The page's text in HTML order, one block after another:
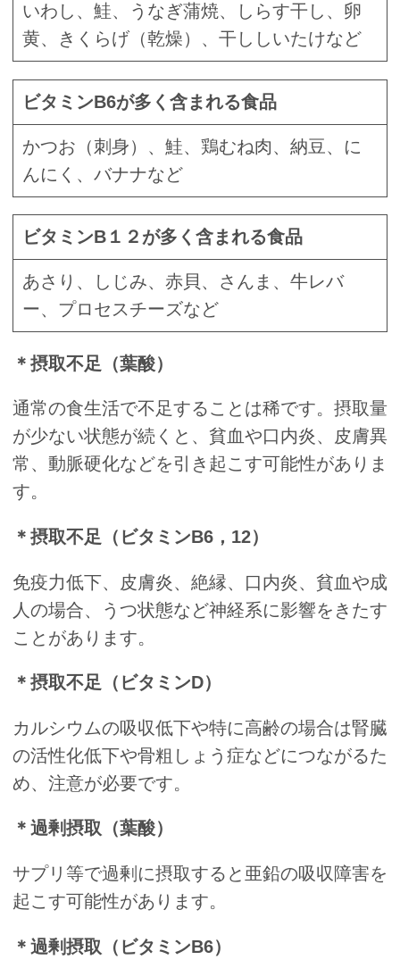
いわし、鮭、うなぎ蒲焼、しらす干し、卵
黄、きくらげ（乾燥）、干ししいたけなど
ビタミンB6が多く含まれる食品
かつお（刺身）、鮭、鶏むね肉、納豆、に
んにく、バナナなど
ビタミンB１２が多く含まれる食品
あさり、しじみ、赤貝、さんま、牛レバ
ー、プロセスチーズなど
＊摂取不足（葉酸）
通常の食生活で不足することは稀です。摂取量
が少ない状態が続くと、貧血や口内炎、皮膚異
常、動脈硬化などを引き起こす可能性がありま
す。
＊摂取不足（ビタミンB6，12）
免疫力低下、皮膚炎、絶縁、口内炎、貧血や成
人の場合、うつ状態など神経系に影響をきたす
ことがあります。
＊摂取不足（ビタミンD）
カルシウムの吸収低下や特に高齢の場合は腎臓
の活性化低下や骨粗しょう症などにつながるた
め、注意が必要です。
＊過剰摂取（葉酸）
サプリ等で過剰に摂取すると亜鉛の吸収障害を
起こす可能性があります。
＊過剰摂取（ビタミンB6）